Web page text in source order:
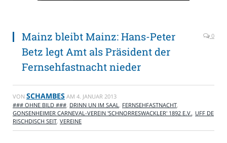
Mainz bleibt Mainz: Hans-Peter
Betz legt Amt als Präsident der
Fernsehfastnacht nieder
0
VON SCHAMBES AM 4. JANUAR 2013
### OHNE BILD ###, DRINN UN IM SAAL, FERNSEHFASTNACHT,
GONSENHEIMER CARNEVAL-VEREIN 'SCHNORRESWACKLER' 1892 E.V., UFF DE
RISCHDISCH SEIT, VEREINE